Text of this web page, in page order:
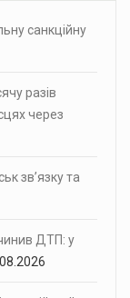
санкційну
разів
через
зв’язку та
ДТП: у